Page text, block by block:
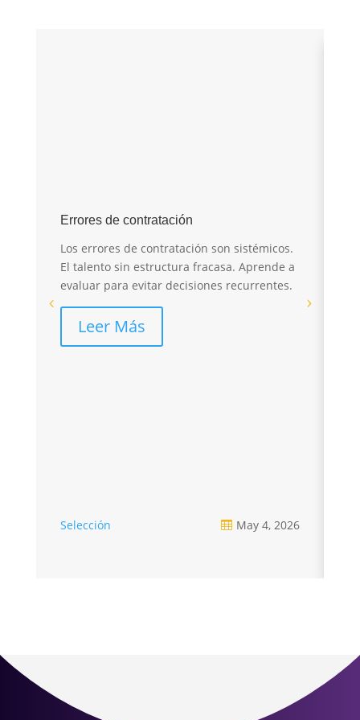
Errores de contratación
Los errores de contratación son sistémicos.
El talento sin estructura fracasa. Aprende a
evaluar para evitar decisiones recurrentes.
Leer Más
Selección  May 4, 2026